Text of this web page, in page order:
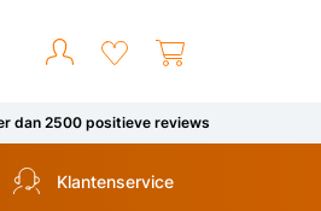
dan 2500 positieve reviews
Klantenservice